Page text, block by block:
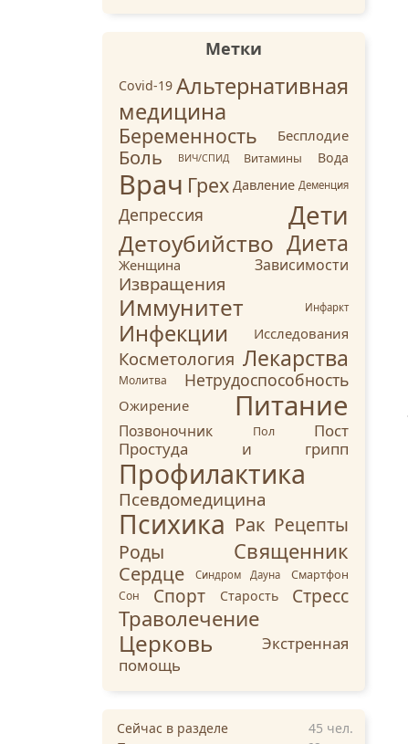
Метки
Covid-19 Альтернативная
медицина
Беременность Бесплодие
Боль ВИЧ/СПИД Витамины Вода
Врач Грех Давление Деменция
Депрессия Дети
Детоубийство Диета
Женщина Зависимости
Извращения
Иммунитет Инфаркт
Инфекции Исследования
Косметология Лекарства
Молитва Нетрудоспособность
Ожирение Питание
Позвоночник Пол
Пост
Простуда и грипп
Профилактика
Псевдомедицина
Психика Рак Рецепты
Роды Священник
Сердце Синдром Дауна
Смартфон
Сон
Спорт Старость Стресс
Траволечение
Церковь
Экстренная
помощь
Сейчас в разделе 45 чел.